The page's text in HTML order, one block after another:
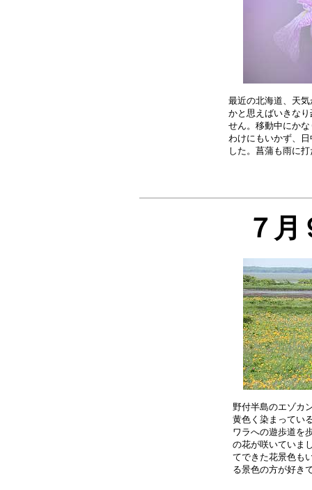
最近の北海道、天
かと思えばいきな
せん。移動中にか
わけにもいかず、
７
野付半島のエゾカ
黄色く染まってい
ワラへの遊歩道を
の花が咲いていま
てできた花景色も